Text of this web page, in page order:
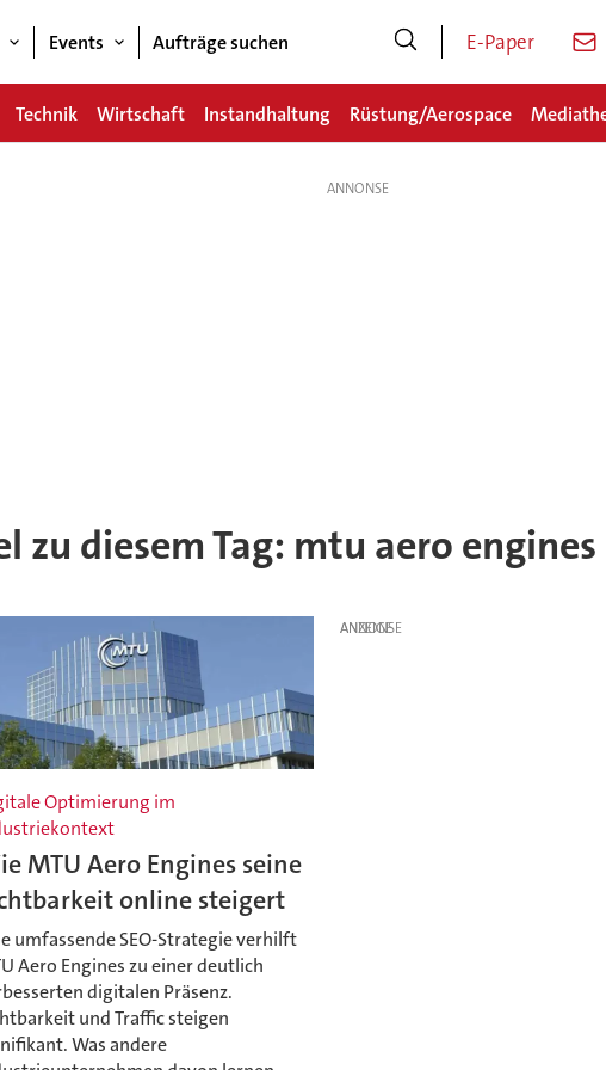
Events Aufträge suchen E-Paper
Technik Wirtschaft Instandhaltung Rüstung/Aerospace
zu diesem Tag: mtu aero engines
Optimierung im
MTU Aero Engines seine
online steigert
umfassende SEO-Strategie verhilft
Aero Engines zu einer deutlich
digitalen Präsenz.
und Traffic steigen
Was andere
ANZEIGE